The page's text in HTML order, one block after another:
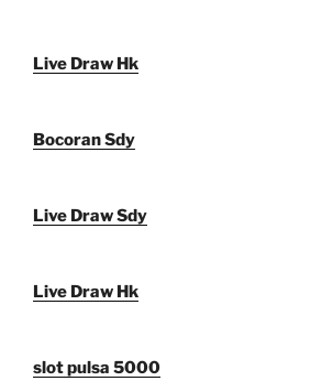
Live Draw Hk
Bocoran Sdy
Live Draw Sdy
Live Draw Hk
slot pulsa 5000